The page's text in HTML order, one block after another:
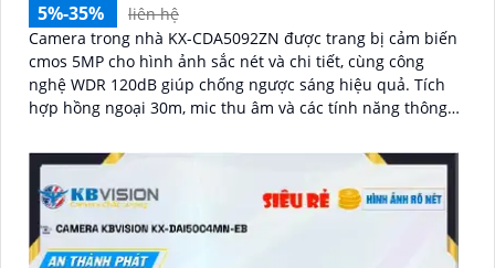
5%-35%
liên hệ
Camera trong nhà KX-CDA5092ZN được trang bị cảm biến
cmos 5MP cho hình ảnh sắc nét và chi tiết, cùng công
nghệ WDR 120dB giúp chống ngược sáng hiệu quả. Tích
hợp hồng ngoại 30m, mic thu âm và các tính năng thông
ninh